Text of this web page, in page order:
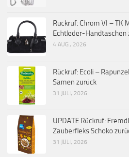
Rückruf: Chrom VI – TK
Echtleder-Handtaschen
4 AUG., 2026
Rückruf: Ecoli –
Samen zurück
31 JULI, 2026
UPDATE Rückruf:
Zauberfleks Schoko
31 JULI, 2026